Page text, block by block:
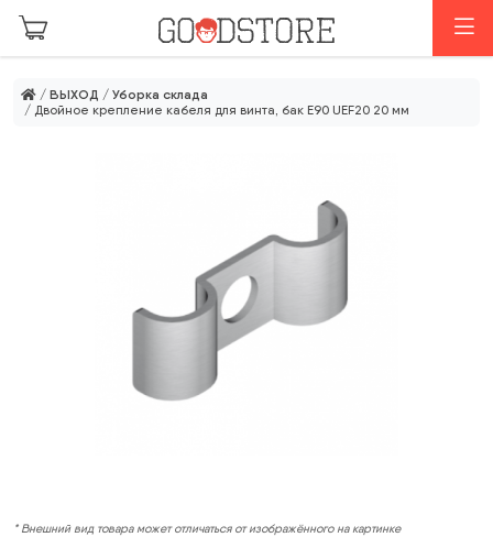
Перейти к основному содержанию
/ ВЫХОД / Уборка склада
/ Двойное крепление кабеля для винта, бак E90 UEF20 20 мм
* Внешний вид товара может отличаться от изображённого на картинке